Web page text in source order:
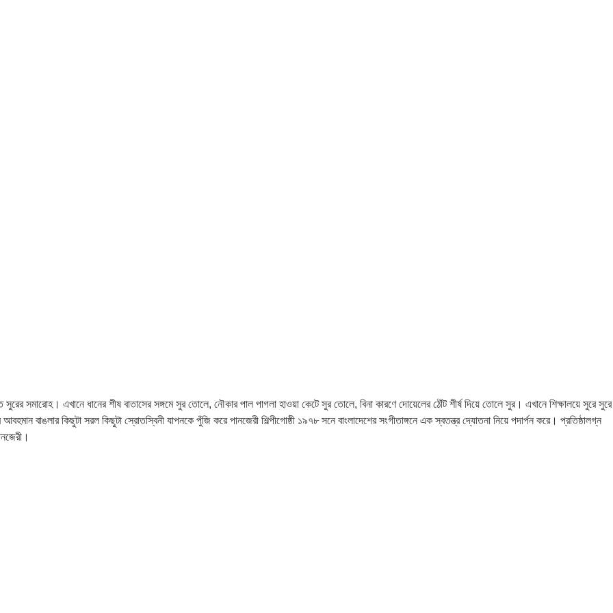
সমারোহ। এখানে ধানের শীষ বাতাসের সঙ্গমে সুর তোলে, নৌকার পাল পাগলা হাওয়া কেটে সুর তোলে, বিনা কারণে দোয়েলের ঠোঁট শীর্ষ দিয়ে তোলে সুর। এখানে শিক্ষালয়ে সুরে সুরে
বাঙলার কিছুটা সরল কিছুটা স্রোতস্বিনী যাপনকে পুঁজি করে পানজেরী শিল্পীগোষ্ঠী ১৯৭৮ সনে বাংলাদেশের সংগীতাঙ্গনে এক স্বতন্ত্র দ্যোতনা নিয়ে পদার্পন করে। প্রতিষ্ঠালগ্ন